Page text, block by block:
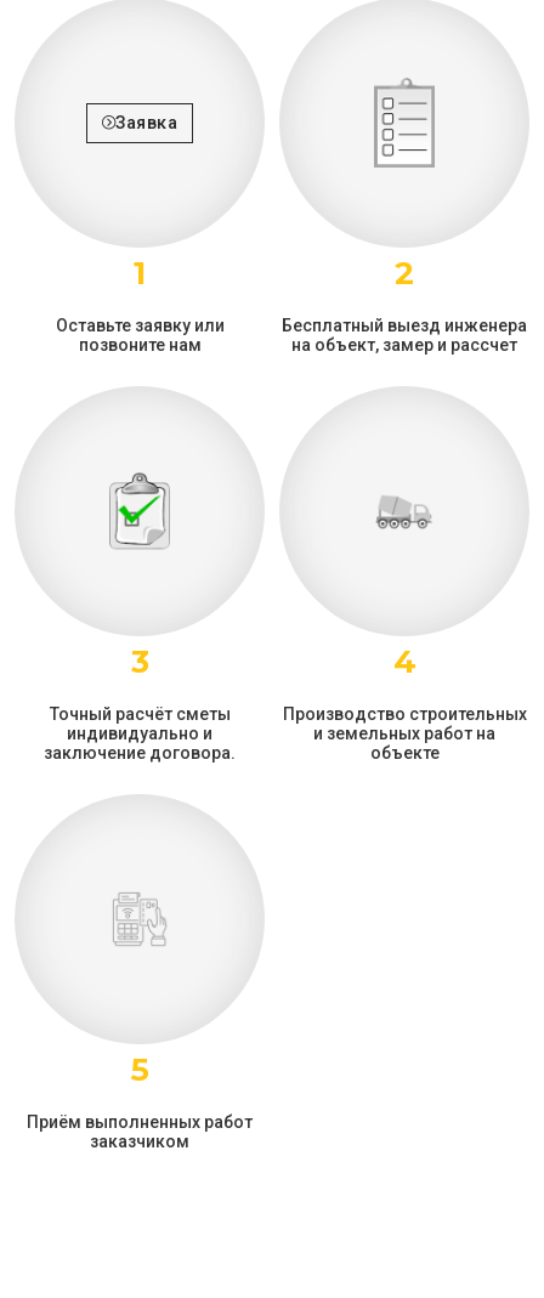
Заявка
1
Оставьте заявку или
позвоните нам
2
Бесплатный выезд инженера
на объект, замер и рассчет
3
Точный расчёт сметы
индивидуально и
заключение договора.
4
Производство строительных
и земельных работ на
объекте
5
Приём выполненных работ
заказчиком